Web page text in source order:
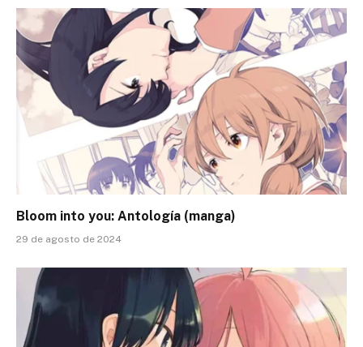
Bloom into you: Antología (manga)
29 de agosto de 2024